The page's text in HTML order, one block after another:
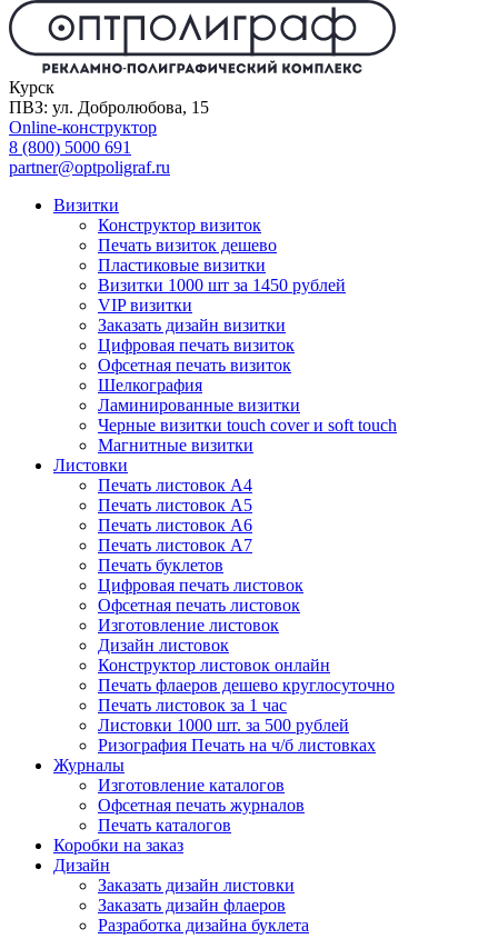
Курск
ПВЗ: ул. Добролюбова, 15
Online-конструктор
8 (800) 5000 691
partner@optpoligraf.ru
Визитки
Конструктор визиток
Печать визиток дешево
Пластиковые визитки
Визитки 1000 шт за 1450 рублей
VIP визитки
Заказать дизайн визитки
Цифровая печать визиток
Офсетная печать визиток
Шелкография
Ламинированные визитки
Черные визитки touch cover и soft touch
Магнитные визитки
Листовки
Печать листовок А4
Печать листовок А5
Печать листовок А6
Печать листовок А7
Печать буклетов
Цифровая печать листовок
Офсетная печать листовок
Изготовление листовок
Дизайн листовок
Конструктор листовок онлайн
Печать флаеров дешево круглосуточно
Печать листовок за 1 час
Листовки 1000 шт. за 500 рублей
Ризография Печать на ч/б листовках
Журналы
Изготовление каталогов
Офсетная печать журналов
Печать каталогов
Коробки на заказ
Дизайн
Заказать дизайн листовки
Заказать дизайн флаеров
Разработка дизайна буклета